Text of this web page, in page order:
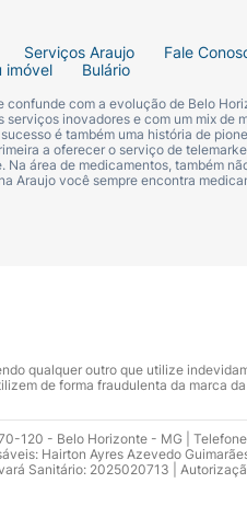
Serviços Araujo
Fale
imóvel Bulário
confunde com a evolução de Belo
inovadores e com um mix de
é também uma história de
a oferecer o serviço de
área de medicamentos, também
Araujo você sempre encontra
qualquer outro que utilize
de forma fraudulenta da marca
120 - Belo Horizonte - MG |
Hairton Ayres Azevedo
Sanitário: 2025020713 |